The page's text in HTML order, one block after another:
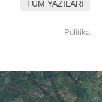
TÜM YAZILARI
Politika